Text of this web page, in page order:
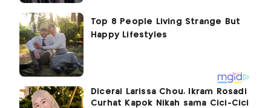
Dicerai Larissa Chou, Ikram Rosadi
Curhat Kapok Nikah sama Cici-Cici